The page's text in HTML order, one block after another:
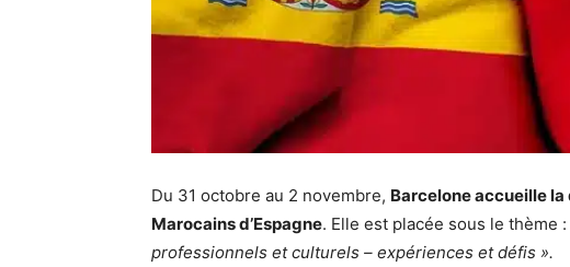
Du 31 octobre au 2 novembre, Barcelone accueille
Marocains d’Espagne. Elle est placée sous le thème :
professionnels et culturels – expériences et défis ».